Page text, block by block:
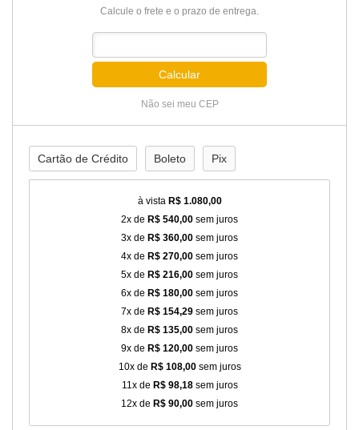
Calcule o frete e o prazo de entrega.
Calcular
Não sei meu CEP
Cartão de Crédito Boleto Pix
à vista R$ 1.080,00
2x de R$ 540,00 sem juros
3x de R$ 360,00 sem juros
4x de R$ 270,00 sem juros
5x de R$ 216,00 sem juros
6x de R$ 180,00 sem juros
7x de R$ 154,29 sem juros
8x de R$ 135,00 sem juros
9x de R$ 120,00 sem juros
10x de R$ 108,00sem juros
11x de R$ 98,18sem juros
12x de R$ 90,00 sem juros